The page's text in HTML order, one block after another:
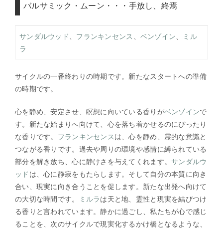
バルサミック・ムーン・・・手放し、終焉
サンダルウッド フランキンセンス ベンゾイン
ミル
ラ
サイクルの一番終わりの時期です。新たなスタートへの準備
の時期です。
心を静め、安定させ、瞑想に向いている香りがベンゾインで
す。新たな始まりへ向けて、心を落ち着かせるのにぴったり
な香りです。 フランキンセンスは、心を静め、霊的な意識と
つながる香りです。過去や周りの環境や感情に縛られている
部分を解き放ち、心に静けさを与えてくれます。サンダルウ
ッド は、心に静寂をもたらします。そして自分の本質に向き
合い、現実に向き合うことを促します。新たな出発へ向けて
の大切な時間です。
ミルラは天と地、霊性と現実を結びつけ
る香りと言われています。静かに過ごし、私たちが心で感じ
ることを、次のサイクルで現実化するかけ橋となるような、